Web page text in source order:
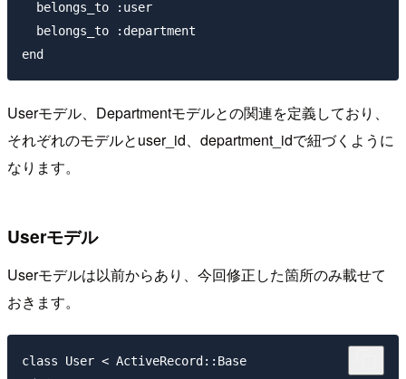
  belongs_to :user
  belongs_to :department
Userモデル、Departmentモデルとの関連を定義しており、
それぞれのモデルとuser_id、department_idで紐づくように
なります。
Userモデル
Userモデルは以前からあり、今回修正した箇所のみ載せて
おきます。
class User < ActiveRecord::Base